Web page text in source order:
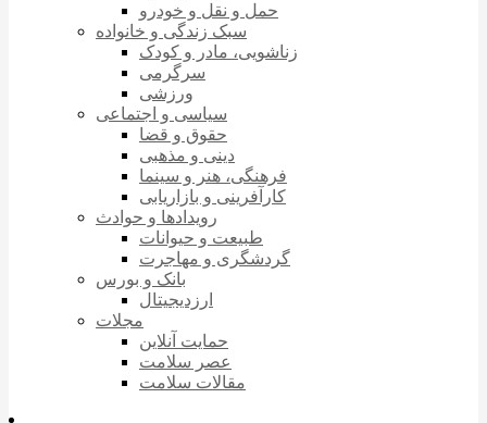
حمل و نقل و خودرو
سبک زندگی و خانواده
زناشویی، مادر و کودک
سرگرمی
ورزشی
سیاسی و اجتماعی
حقوق و قضا
دینی و مذهبی
فرهنگی، هنر و سینما
کارآفرینی و بازاریابی
رویدادها و حوادث
طبیعت و حیوانات
گردشگری و مهاجرت
بانک و بورس
ارزدیجیتال
مجلات
حمایت آنلاین
عصر سلامت
مقالات سلامت